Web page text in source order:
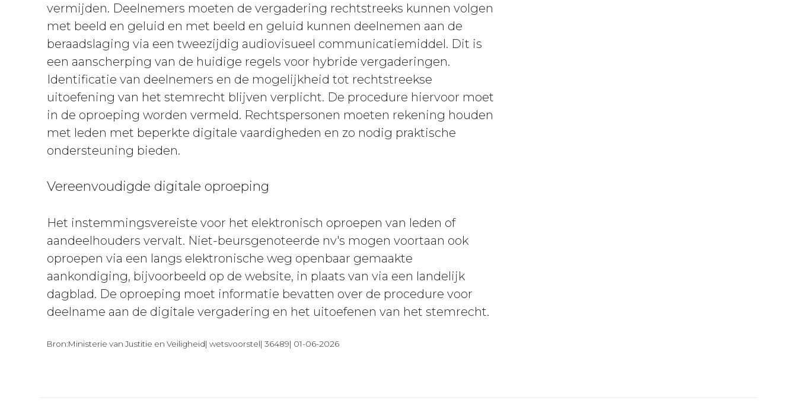
vermijden. Deelnemers moeten de vergadering rechtstreeks kunnen volgen
met beeld en geluid en met beeld en geluid kunnen deelnemen aan de
beraadslaging via een tweezijdig audiovisueel communicatiemiddel. Dit is
een aanscherping van de huidige regels voor hybride vergaderingen.
Identificatie van deelnemers en de mogelijkheid tot rechtstreekse
uitoefening van het stemrecht blijven verplicht. De procedure hiervoor moet
in de oproeping worden vermeld. Rechtspersonen moeten rekening houden
met leden met beperkte digitale vaardigheden en zo nodig praktische
ondersteuning bieden.
Vereenvoudigde digitale oproeping
Het instemmingsvereiste voor het elektronisch oproepen van leden of
aandeelhouders vervalt. Niet-beursgenoteerde nv's mogen voortaan ook
oproepen via een langs elektronische weg openbaar gemaakte
aankondiging, bijvoorbeeld op de website, in plaats van via een landelijk
dagblad. De oproeping moet informatie bevatten over de procedure voor
deelname aan de digitale vergadering en het uitoefenen van het stemrecht.
Bron:Ministerie van Justitie en Veiligheid| wetsvoorstel| 36489| 01-06-2026